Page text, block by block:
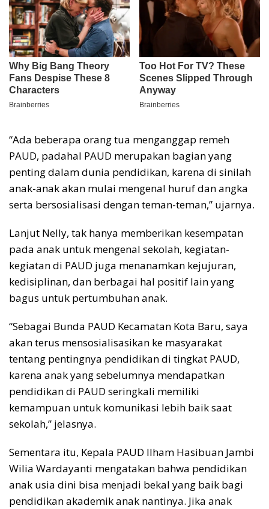
“Ada beberapa orang tua menganggap remeh
PAUD, padahal PAUD merupakan bagian yang
penting dalam dunia pendidikan, karena di sinilah
anak-anak akan mulai mengenal huruf dan angka
serta bersosialisasi dengan teman-teman,” ujarnya.
Lanjut Nelly, tak hanya memberikan kesempatan
pada anak untuk mengenal sekolah, kegiatan-
kegiatan di PAUD juga menanamkan kejujuran,
kedisiplinan, dan berbagai hal positif lain yang
bagus untuk pertumbuhan anak.
“Sebagai Bunda PAUD Kecamatan Kota Baru, saya
akan terus mensosialisasikan ke masyarakat
tentang pentingnya pendidikan di tingkat PAUD,
karena anak yang sebelumnya mendapatkan
pendidikan di PAUD seringkali memiliki
kemampuan untuk komunikasi lebih baik saat
sekolah,” jelasnya.
Sementara itu, Kepala PAUD Ilham Hasibuan Jambi
Wilia Wardayanti mengatakan bahwa pendidikan
anak usia dini bisa menjadi bekal yang baik bagi
pendidikan akademik anak nantinya. Jika anak